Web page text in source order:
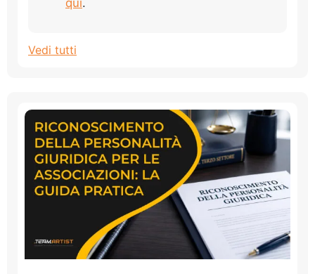
Vedi tutti